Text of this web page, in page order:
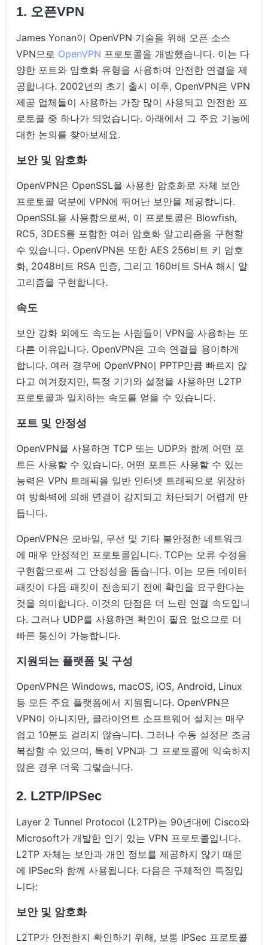
1. 오픈VPN
James Yonan이 OpenVPN 기술을 위해 오픈 소스
VPN으로 OpenVPN 프로토콜을 개발했습니다. 이는 다
양한 포트와 암호화 유형을 사용하여 안전한 연결을 제
공합니다. 2002년의 초기 출시 이후, OpenVPN은 VPN
제공 업체들이 사용하는 가장 많이 사용되고 안전한 프
로토콜 중 하나가 되었습니다. 아래에서 그 주요 기능에
대한 논의를 찾아보세요.
보안 및 암호화
OpenVPN은 OpenSSL을 사용한 암호화로 자체 보안
프로토콜 덕분에 VPN에 뛰어난 보안을 제공합니다.
OpenSSL을 사용함으로써, 이 프로토콜은 Blowfish,
RC5, 3DES를 포함한 여러 암호화 알고리즘을 구현할
수 있습니다. OpenVPN은 또한 AES 256비트 키 암호
화, 2048비트 RSA 인증, 그리고 160비트 SHA 해시 알
고리즘을 구현합니다.
속도
보안 강화 외에도 속도는 사람들이 VPN을 사용하는 또
다른 이유입니다. OpenVPN은 고속 연결을 용이하게
합니다. 여러 경우에 OpenVPN이 PPTP만큼 빠르지 않
다고 여겨졌지만, 특정 기기와 설정을 사용하면 L2TP
프로토콜과 일치하는 속도를 얻을 수 있습니다.
포트 및 안정성
OpenVPN을 사용하면 TCP 또는 UDP와 함께 어떤 포
트든 사용할 수 있습니다. 어떤 포트든 사용할 수 있는
능력은 VPN 트래픽을 일반 인터넷 트래픽으로 위장하
여 방화벽에 의해 연결이 감지되고 차단되기 어렵게 만
듭니다.
OpenVPN은 모바일, 무선 및 기타 불안정한 네트워크
에 매우 안정적인 프로토콜입니다. TCP는 오류 수정을
구현함으로써 그 안정성을 돕습니다. 이는 모든 데이터
패킷이 다음 패킷이 전송되기 전에 확인을 요구한다는
것을 의미합니다. 이것의 단점은 더 느린 연결 속도입니
다. 그러나 UDP를 사용하면 확인이 필요 없으므로 더
빠른 통신이 가능합니다.
지원되는 플랫폼 및 구성
OpenVPN은 Windows, macOS, iOS, Android, Linux
등 모든 주요 플랫폼에서 지원됩니다. OpenVPN은
VPN이 아니지만, 클라이언트 소프트웨어 설치는 매우
쉽고 10분도 걸리지 않습니다. 그러나 수동 설정은 조금
복잡할 수 있으며, 특히 VPN과 그 프로토콜에 익숙하지
않은 경우 더욱 그렇습니다.
2. L2TP/IPSec
Layer 2 Tunnel Protocol (L2TP)는 90년대에 Cisco와
Microsoft가 개발한 인기 있는 VPN 프로토콜입니다.
L2TP 자체는 보안과 개인 정보를 제공하지 않기 때문
에 IPSec와 함께 사용됩니다. 다음은 구체적인 특징입
니다:
보안 및 암호화
L2TP가 안전한지 확인하기 위해, 보통 IPSec 프로토콜